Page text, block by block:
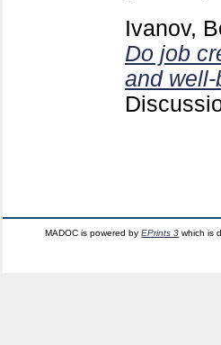
Ivanov,
Do job
and
MADOC is powered byEPrints 3 which is